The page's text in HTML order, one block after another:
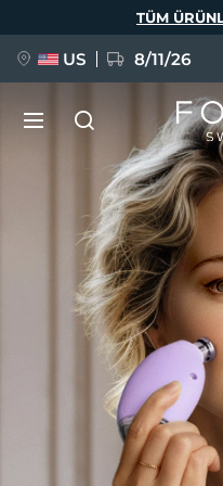
TÜM
US 8/11/26
FAQ™ Pure Beauty-
BREAKING NEWS
issa™ Teeth
Dil Seçimi
English
Français
简体